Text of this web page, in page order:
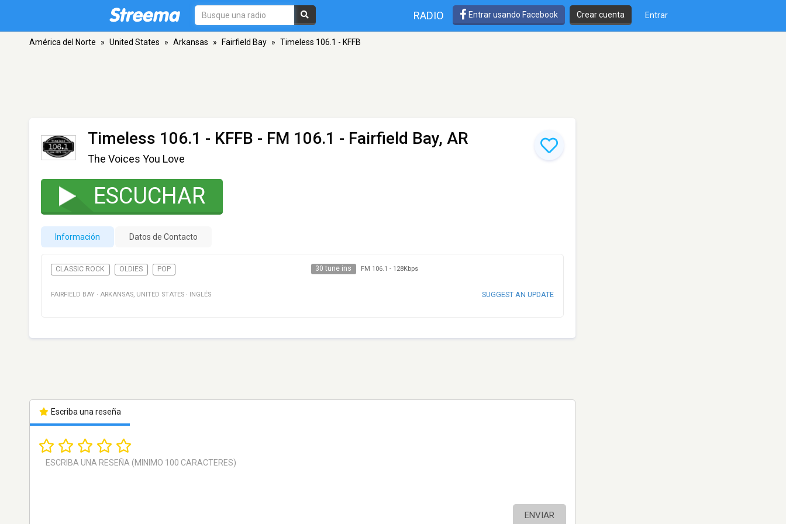
RADIO Entrar usando Facebook Crear cuenta Entrar
América del Norte » United States » Arkansas » Fairfield Bay » Timeless 106.1 - KFFB
Timeless 106.1 - KFFB - FM 106.1 - Fairfield Bay, AR
The Voices You Love
ESCUCHAR
Información Datos de Contacto
CLASSIC ROCK OLDIES POP 30 tune ins FM 106.1 - 128Kbps
FAIRFIELD BAY · ARKANSAS, UNITED STATES · INGLÉS SUGGEST AN UPDATE
Escriba una reseña
ENVIAR